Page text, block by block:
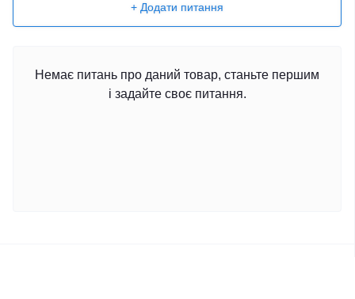
+ Додати питання
Немає питань про даний товар, станьте першим
і задайте своє питання.